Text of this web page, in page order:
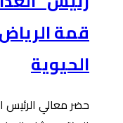
قمة
الحيوية
حضر معالي الرئيس